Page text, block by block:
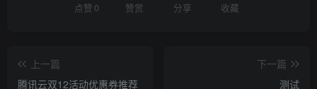
点赞 0 赞赏 分享 收藏
上一篇
腾讯云双12活动优惠券推荐
下一篇
测试